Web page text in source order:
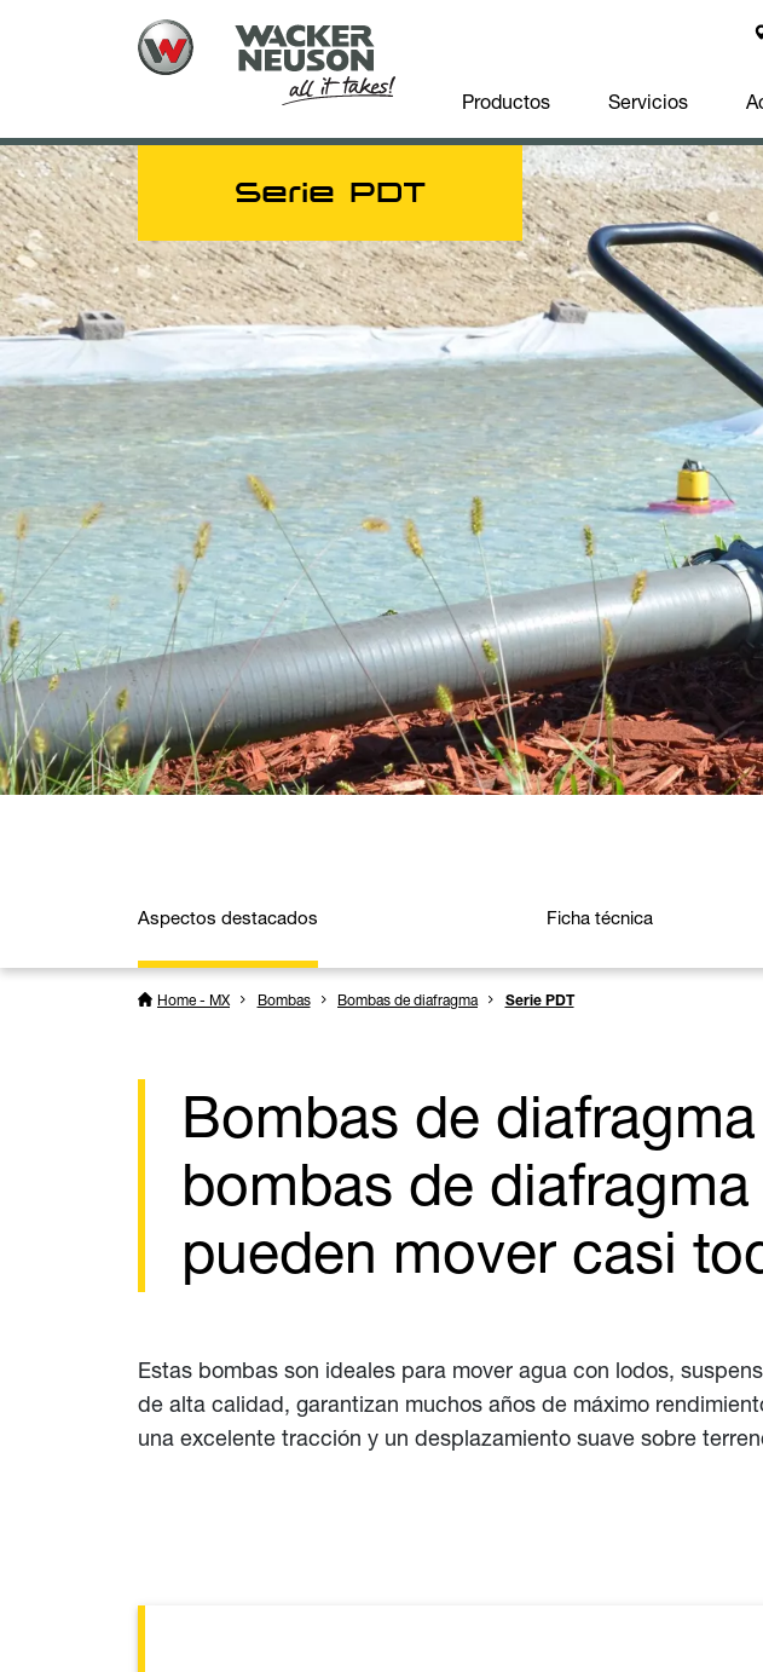
Productos Servicios
Serie PDT
Aspectos destacados Ficha técnica
Home - MX Bombas Bombas de diafragma Serie PDT
Bombas de
bombas de
pueden mover casi
Estas bombas son ideales para mover agua con lodos,
de alta calidad, garantizan muchos años de máximo
una excelente tracción y un desplazamiento suave sobre